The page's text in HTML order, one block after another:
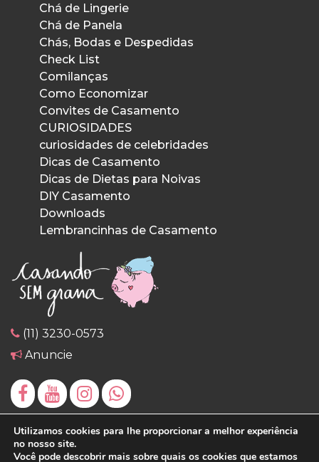
Chá de Lingerie
Chá de Panela
Chás, Bodas e Despedidas
Check List
Comilanças
Como Economizar
Convites de Casamento
CURIOSIDADES
curiosidades de celebridades
Dicas de Casamento
Dicas de Dietas para Noivas
DIY Casamento
Downloads
Lembrancinhas de Casamento
(11) 3230-0573
Anuncie
Utilizamos cookies para lhe proporcionar a melhor experiência
no nosso site.
Você pode descobrir mais sobre quais os cookies que estamos